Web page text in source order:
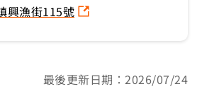
興漁街115號
最後更新日期：2026/07/24